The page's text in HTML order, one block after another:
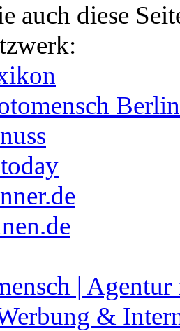
auch diese
Berlin
| Agentur
&